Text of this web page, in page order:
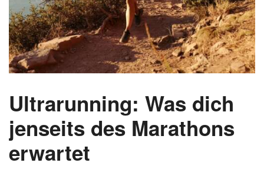
Ultrarunning: Was dich
jenseits des Marathons
erwartet